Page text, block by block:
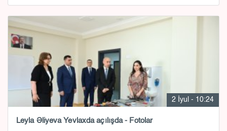
2 İyul - 10:24
Leyla Əliyeva Yevlaxda açılışda - Fotolar